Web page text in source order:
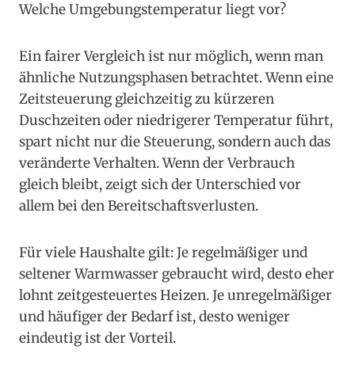
Welche Umgebungstemperatur liegt vor?
Ein fairer Vergleich ist nur möglich, wenn man
ähnliche Nutzungsphasen betrachtet. Wenn eine
Zeitsteuerung gleichzeitig zu kürzeren
Duschzeiten oder niedrigerer Temperatur führt,
spart nicht nur die Steuerung, sondern auch das
veränderte Verhalten. Wenn der Verbrauch
gleich bleibt, zeigt sich der Unterschied vor
allem bei den Bereitschaftsverlusten.
Für viele Haushalte gilt: Je regelmäßiger und
seltener Warmwasser gebraucht wird, desto eher
lohnt zeitgesteuertes Heizen. Je unregelmäßiger
und häufiger der Bedarf ist, desto weniger
eindeutig ist der Vorteil.